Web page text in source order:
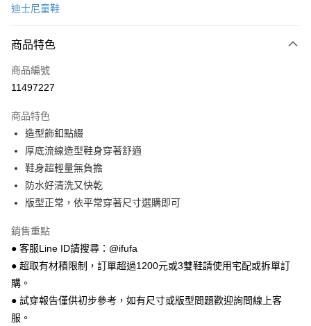
LINE Pay
Apple Pay
悠遊付
Google Pay
全盈+PAY
AFTEE先享後付
【關於「AFTEE先享後付」】
AFTEE先享後付是「在收到商品之後才付款」的支付方式。 讓您購物簡單
１．簡單：不需註冊會員、不需綁卡、不需儲值。
２．便利：只要手機號碼，簡訊認證，即可結帳。
３．安心：先確認商品／服務後，再付款。
【「AFTEE先享後付」結帳流程】
ATM付款
運送方式
全家 取貨付款
每筆NT$70，滿NT$999(含以上)免運費
迪士尼童鞋
商品特色
商品編號
11497227
商品特色
造型飾釦點綴
厚底流線造型鞋身穿著舒適
鞋身超輕量無負擔
防水好清洗又快乾
版型正常，依平常穿著尺寸選購即可
銷售重點
● 客服Line ID請搜尋：@ifufa
● 超取有材積限制，訂單超過1200元或3雙鞋請使用宅配或拆單訂
購。
● 試穿報告僅供初步參考，如有尺寸或版型問題歡迎詢問線上客
服。